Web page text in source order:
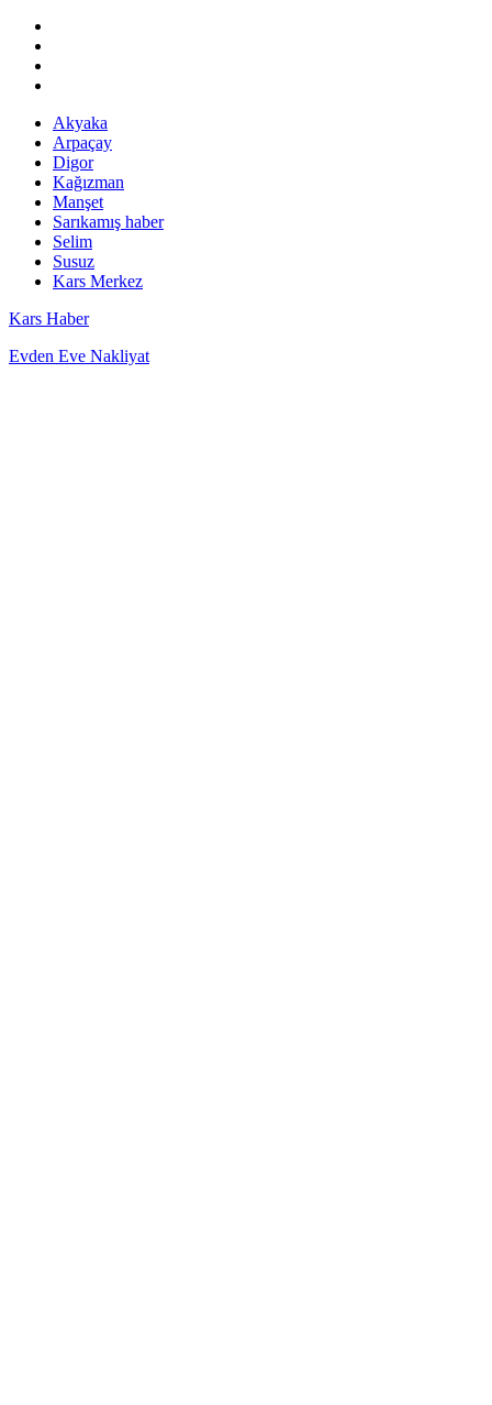
Akyaka
Arpaçay
Digor
Kağızman
Manşet
Sarıkamış haber
Selim
Susuz
Kars Merkez
Kars Haber
Evden Eve Nakliyat